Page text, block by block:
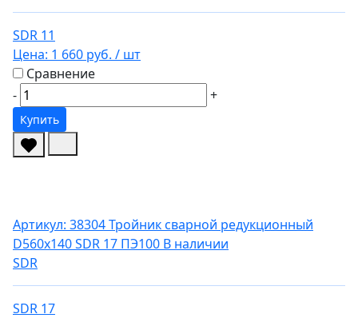
SDR 11
Цена: 1 660 руб. / шт
Сравнение
-
+
Купить
Артикул: 38304Тройник сварной редукционный
D560х140 SDR 17 ПЭ100 В наличии
SDR
SDR 17